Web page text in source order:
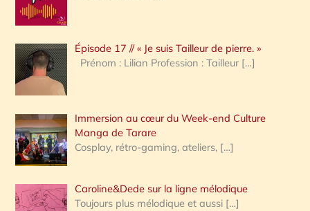
r
c
h
e
:
Épisode 17 // « Je suis Tailleur de pierre. »
Prénom : Lilian Profession : Tailleur […]
Immersion au cœur du Week-end Culture
Manga de Tarare
Cosplay, rétro-gaming, ateliers, […]
Caroline&Dede sur la ligne mélodique
Toujours plus mélodique et aussi […]